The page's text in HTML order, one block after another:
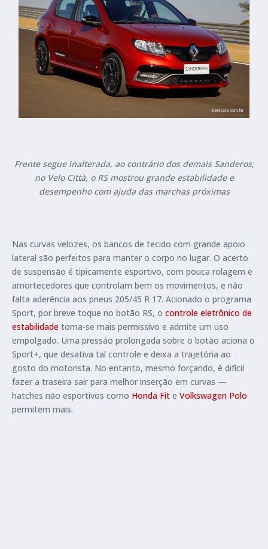
Frente segue inalterada, ao contrário dos demais Sanderos;
no Velo Città, o RS mostrou grande estabilidade e
desempenho com ajuda das marchas próximas
Nas curvas velozes, os bancos de tecido com grande apoio
lateral são perfeitos para manter o corpo no lugar. O acerto
de suspensão é tipicamente esportivo, com pouca rolagem e
amortecedores que controlam bem os movimentos, e não
falta aderência aos pneus 205/45 R 17. Acionado o programa
Sport, por breve toque no botão RS, o controle eletrônico de
estabilidade torna-se mais permissivo e admite um uso
empolgado. Uma pressão prolongada sobre o botão aciona o
Sport+, que desativa tal controle e deixa a trajetória ao
gosto do motorista. No entanto, mesmo forçando, é difícil
fazer a traseira sair para melhor inserção em curvas —
hatches não esportivos como Honda Fit e Volkswagen Polo
permitem mais.